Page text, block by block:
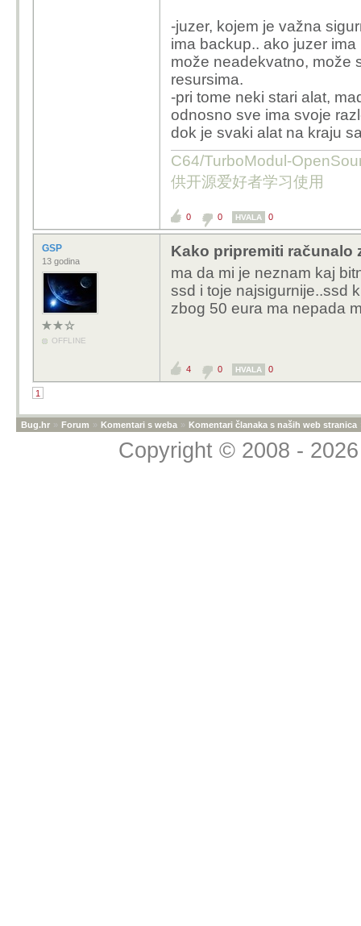
-juzer, kojem je važna
ima backup.. ako juzer
može neadekvatno, može
resursima.
-pri tome neki stari alat,
odnosno sve ima svoje
dok je svaki alat na kraju
C64/TurboModul-
供开源爱好者学习使用
0 0 HVALA 0
GSP
13 godina
OFFLINE
Kako pripremiti računalo
ma da mi je neznam kaj
ssd i toje najsigurnije..ssd
zbog 50 eura ma nepada
4 0 HVALA 0
1
Bug.hr » Forum » Komentari s weba » Komentari članaka s naših web stranica
Copyright © 2008 -